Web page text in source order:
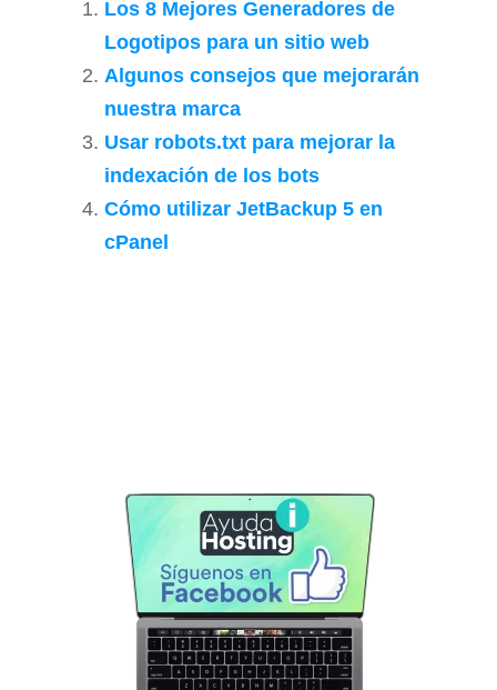
Los 8 Mejores Generadores de
Logotipos para un sitio web
Algunos consejos que mejorarán
nuestra marca
Usar robots.txt para mejorar la
indexación de los bots
Cómo utilizar JetBackup 5 en
cPanel